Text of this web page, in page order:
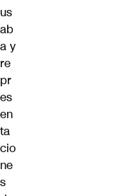
us
ab
a y
re
pr
es
en
ta
cio
ne
s